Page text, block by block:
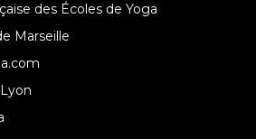
des Écoles de Yoga
Marseille